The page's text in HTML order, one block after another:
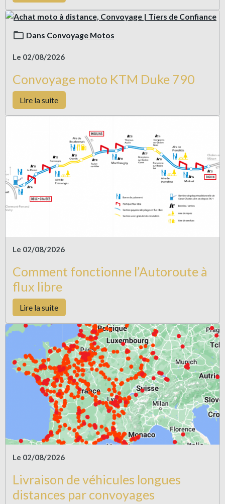
Dans Convoyage Motos
Le 02/08/2026
Convoyage moto KTM Duke 790
Lire la suite
Le 02/08/2026
Comment fonctionne l’Autoroute à
flux libre
Lire la suite
Le 02/08/2026
Livraison de véhicules longues
distances par convoyages